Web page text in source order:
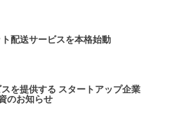
配送サービスを本格始動
を提供する スタートアップ企業
のお知らせ